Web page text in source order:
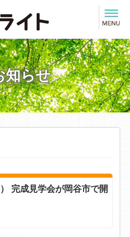
知らせ
完成見学会が岡谷市で開